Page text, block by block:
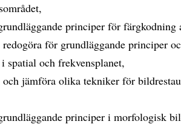
principer för färgkodning
redogöra för grundläggande principer
spatial och frekvensplanet,
och jämföra olika tekniker för
principer i morfologisk